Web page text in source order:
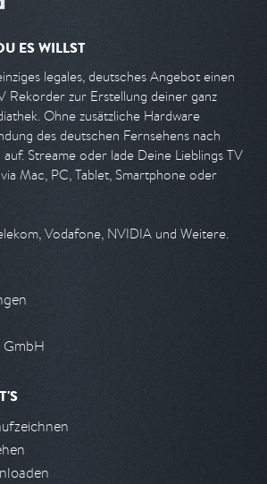
ES WILLST
legales, deutsches Angebot einen
Rekorder zur Erstellung deiner ganz
Ohne zusätzliche Hardware
des deutschen Fernsehens nach
Streame oder lade Deine Lieblings TV
Mac, PC, Tablet, Smartphone oder
Vodafone, NVIDIA und Weitere.